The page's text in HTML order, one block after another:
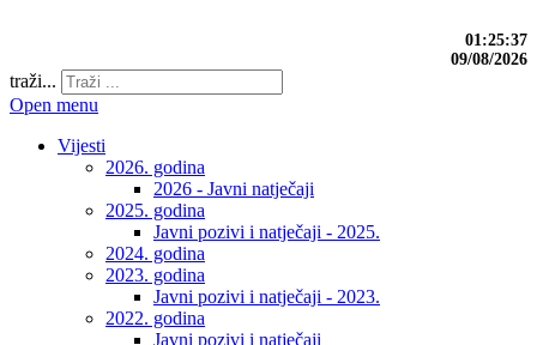
01:25:38
09/08/2026
traži...
Open menu
Vijesti
2026. godina
2026 - Javni natječaji
2025. godina
Javni pozivi i natječaji - 2025.
2024. godina
2023. godina
Javni pozivi i natječaji - 2023.
2022. godina
Javni pozivi i natječaji